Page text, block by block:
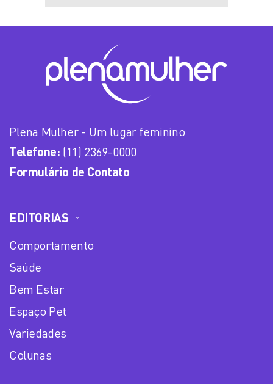
Plena Mulher - Um lugar feminino
Telefone: (11) 2369-0000
Formulário de Contato
EDITORIAS
Comportamento
Saúde
Bem Estar
Espaço Pet
Variedades
Colunas